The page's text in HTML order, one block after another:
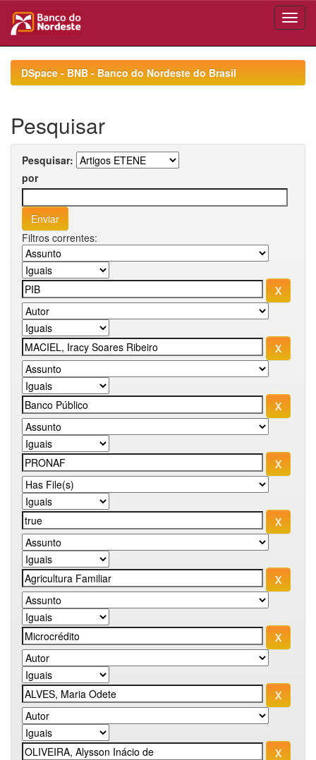
navigationDSpace - BNB - Banco do Nordeste do Brasil
Pesquisar
Pesquisar:
por
Filtros correntes: